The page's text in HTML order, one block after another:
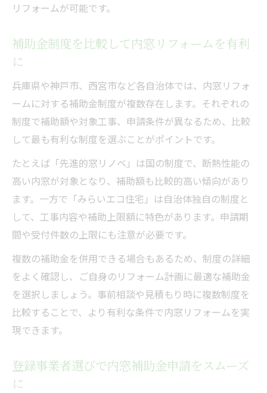
リフォームが可能です。
補助金制度を比較して内窓リフォームを有利
に
兵庫県や神戸市、西宮市など各自治体では、内窓リフォ
ームに対する補助金制度が複数存在します。それぞれの
制度で補助額や対象工事、申請条件が異なるため、比較
して最も有利な制度を選ぶことがポイントです。
たとえば「先進的窓リノベ」は国の制度で、断熱性能の
高い内窓が対象となり、補助額も比較的高い傾向があり
ます。一方で「みらいエコ住宅」は自治体独自の制度と
して、工事内容や補助上限額に特色があります。申請期
間や受付件数の上限にも注意が必要です。
複数の補助金を併用できる場合もあるため、制度の詳細
をよく確認し、ご自身のリフォーム計画に最適な補助金
を選択しましょう。事前相談や見積もり時に複数制度を
比較することで、より有利な条件で内窓リフォームを実
現できます。
登録事業者選びで内窓補助金申請をスムーズ
に